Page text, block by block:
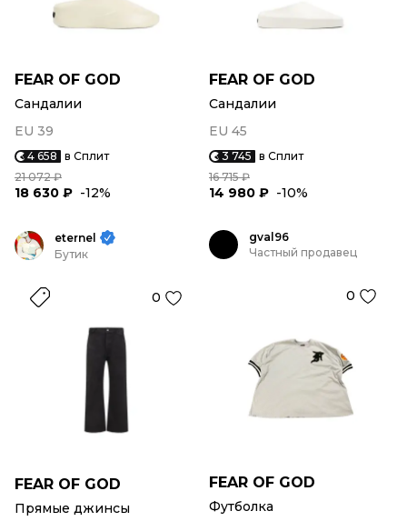
FEAR OF GOD
Сандалии
EU 39
4 658 в Сплит
21 072 ₽
18 630 ₽ -12%
FEAR OF GOD
Сандалии
EU 45
3 745 в Сплит
16 715 ₽
14 980 ₽ -10%
eternel
Бутик
0
FEAR OF GOD
Прямые джинсы
gval96
Частный продавец
0
FEAR OF GOD
Футболка